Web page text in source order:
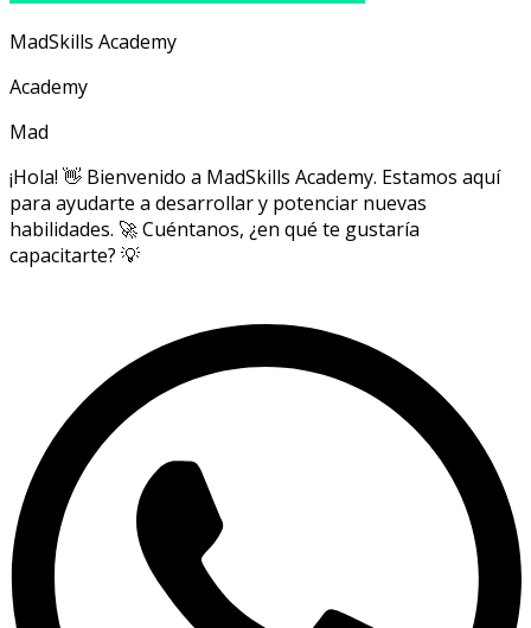
MadSkills Academy
Academy
Mad
¡Hola! 👋 Bienvenido a MadSkills Academy. Estamos aquí
para ayudarte a desarrollar y potenciar nuevas
habilidades. 🚀 Cuéntanos, ¿en qué te gustaría
capacitarte? 💡